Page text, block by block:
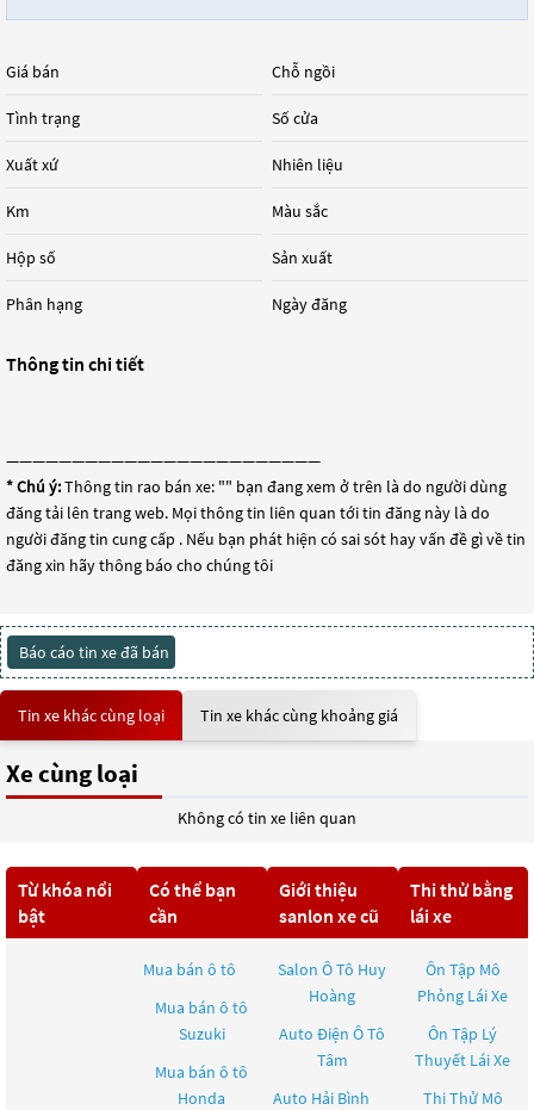
Giá bán
Tình trạng
Xuất xứ
Km
Hộp số
Phân hạng
Chỗ ngồi
Số cửa
Nhiên liệu
Màu sắc
Sản xuất
Ngày đăng
Thông tin chi tiết
————————————————————————
* Chú ý:Thông tin rao bán xe: "" bạn đang xem ở trên là do người dùng
đăng tải lên trang web. Mọi thông tin liên quan tới tin đăng này là do
người đăng tin cung cấp . Nếu bạn phát hiện có sai sót hay vấn đề gì về tin
đăng xin hãy thông báo cho chúng tôi
Báo cáo tin xe đã bán
Tin xe khác cùng loại Tin xe khác cùng khoảng giá
Xe cùng loại
Không có tin xe liên quan
Từ khóa nổi
bật
Có thể bạn
cần
Mua bán ô tô
Mua bán ô tô
Suzuki
Mua bán ô tô
Honda
Giới thiệu
sanlon xe cũ
Salon Ô Tô Huy
Hoàng
Auto Điện Ô Tô
Tâm
Auto Hải Bình
Thi thử bằng
lái xe
Ôn Tập Mô
Phỏng Lái Xe
Ôn Tập Lý
Thuyết Lái Xe
Thi Thử Mô